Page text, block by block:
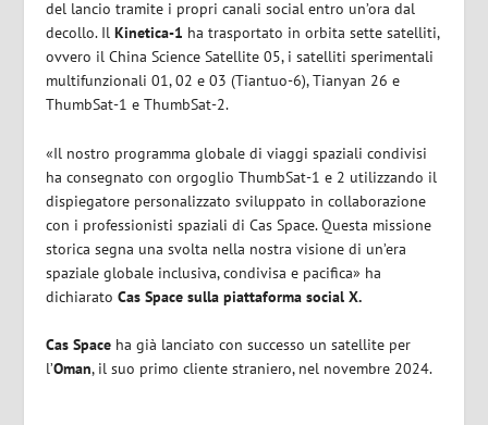
del lancio tramite i propri canali social entro un’ora dal
decollo. IlKinetica-1 ha trasportato in orbita sette satelliti,
ovvero il China Science Satellite 05, i satelliti sperimentali
multifunzionali 01, 02 e 03 (Tiantuo-6), Tianyan 26 e
ThumbSat-1 e ThumbSat-2.
«Il nostro programma globale di viaggi spaziali condivisi
ha consegnato con orgoglio ThumbSat-1 e 2 utilizzando il
dispiegatore personalizzato sviluppato in collaborazione
con i professionisti spaziali di Cas Space. Questa missione
storica segna una svolta nella nostra visione di un’era
spaziale globale inclusiva, condivisa e pacifica» ha
dichiaratoCas Space sulla piattaforma social X.
Cas Space ha già lanciato con successo un satellite per
l’Oman, il suo primo cliente straniero, nel novembre 2024.